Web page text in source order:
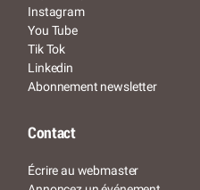
Instagram
You Tube
Tik Tok
Linkedin
Abonnement newsletter
Contact
Écrire au webmaster